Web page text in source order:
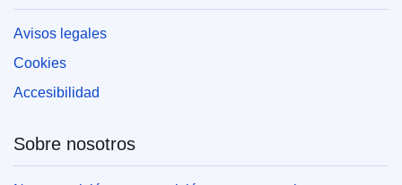
Avisos legales
Cookies
Accesibilidad
Sobre nosotros